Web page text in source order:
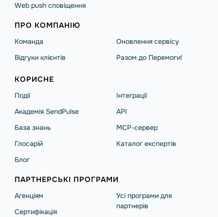
Web push сповіщення
ПРО КОМПАНІЮ
Команда
Відгуки клієнтів
Оновлення сервісу
Разом до Перемоги!
КОРИСНЕ
Події
Академія SendPulse
База знань
Глосарій
Блог
Інтеграції
API
MCP-сервер
Каталог експертів
ПАРТНЕРСЬКІ ПРОГРАМИ
Агенціям
Сертифікація
Усі програми для
партнерів